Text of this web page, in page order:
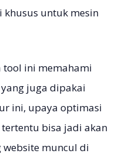
khusus untuk mesin
tool ini memahami
yang juga dipakai
ini, upaya optimasi
bisa jadi akan
website muncul di